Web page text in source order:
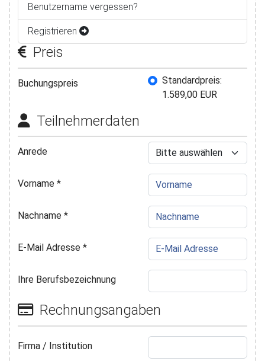
Benutzername vergessen?
Registrieren
Preis
Buchungspreis Buchungspreis
Standardpreis:
1.589,00 EUR
Teilnehmerdaten
Anrede
Vorname*
Nachname*
E-Mail Adresse*
Ihre Berufsbezeichnung
Rechnungsangaben
Firma / Institution